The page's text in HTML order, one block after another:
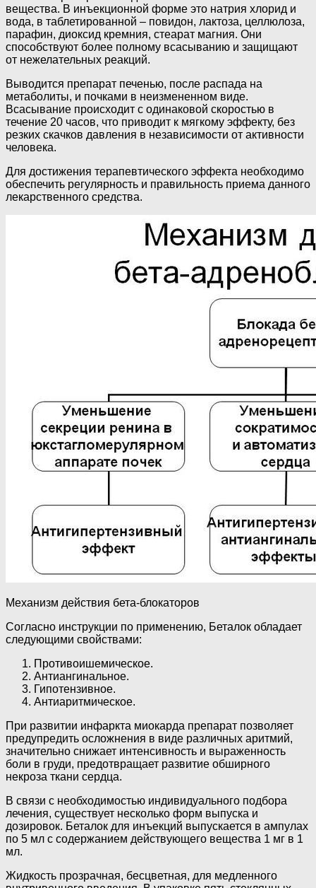
вещества. В инъекционной форме это натрия хлорид и
вода, в таблетированной – повидон, лактоза, целлюлоза,
парафин, диоксид кремния, стеарат магния. Они
способствуют более полному всасыванию и защищают
от нежелательных реакций.
Выводится препарат печенью, после распада на
метаболиты, и почками в неизмененном виде.
Всасывание происходит с одинаковой скоростью в
течение 20 часов, что приводит к мягкому эффекту, без
резких скачков давления в независимости от активности
человека.
Для достижения терапевтического эффекта необходимо
обеспечить регулярность и правильность приема данного
лекарственного средства.
Механизм действия бета-блокаторов
Согласно инструкции по применению, Беталок обладает
следующими свойствами:
Противоишемическое.
Антиангинальное.
Гипотензивное.
Антиаритмическое.
При развитии инфаркта миокарда препарат позволяет
предупредить осложнения в виде различных аритмий,
значительно снижает интенсивность и выраженность
боли в груди, предотвращает развитие обширного
некроза ткани сердца.
В связи с необходимостью индивидуального подбора
лечения, существует несколько форм выпуска и
дозировок. Беталок для инъекций выпускается в ампулах
по 5 мл с содержанием действующего вещества 1 мг в 1
мл.
Жидкость прозрачная, бесцветная, для медленного